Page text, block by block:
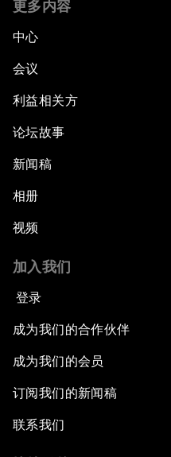
更多内容
中心
会议
利益相关方
论坛故事
新闻稿
相册
视频
加入我们
登录
成为我们的合作伙伴
成为我们的会员
订阅我们的新闻稿
联系我们